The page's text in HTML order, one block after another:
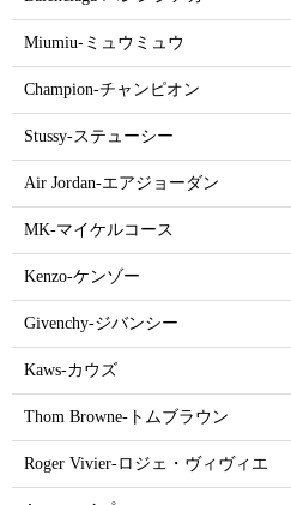
Miumiu-ミュウミュウ
Champion-チャンピオン
Stussy-ステューシー
Air Jordan-エアジョーダン
MK-マイケルコース
Kenzo-ケンゾー
Givenchy-ジバンシー
Kaws-カウズ
Thom Browne-トムブラウン
Roger Vivier-ロジェ・ヴィヴィエ